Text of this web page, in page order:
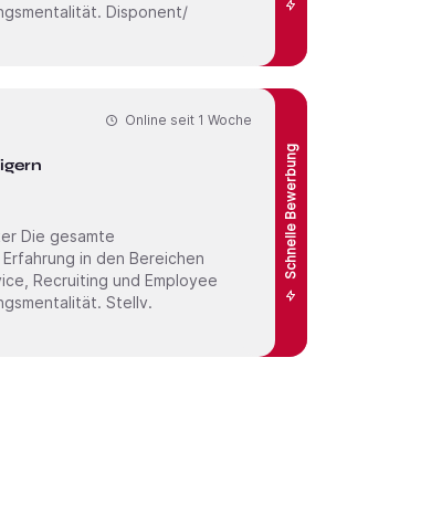
Disponent/
Schnelle Bewerbung
Online seit 1 Woche
in den Bereichen
Recruiting und Employee
Stellv.